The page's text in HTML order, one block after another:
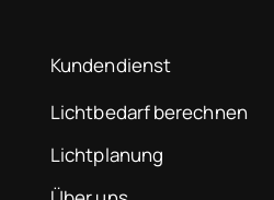
Kundendienst
Lichtbedarf berechnen
Lichtplanung